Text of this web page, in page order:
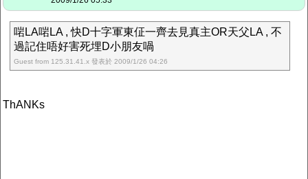
啱LA啱LA , 快D十字軍東佂一齊去見真主OR天父LA , 不
過記住唔好害死埋D小朋友喎
Guest from 125.31.41.x 發表於 2009/1/26 04:26
ThANKs